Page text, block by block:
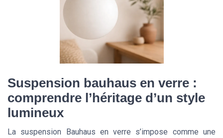
Suspension bauhaus en verre :
comprendre l’héritage d’un style
lumineux
La suspension Bauhaus en verre s’impose comme une